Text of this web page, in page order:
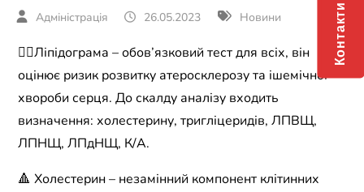
26.05.2023 Новини
👉🏼Ліпідограма – обов’язковий тест для всіх, він
оцінює ризик розвитку атеросклерозу та ішемічної
хвороби серця. До скалду аналізу входить
визначення: холестерину, тригліцеридів, ЛПВЩ,
ЛПНЩ, ЛПдНЩ, К/А.
🔺 Холестерин – незамінний компонент клітинних
Контакти